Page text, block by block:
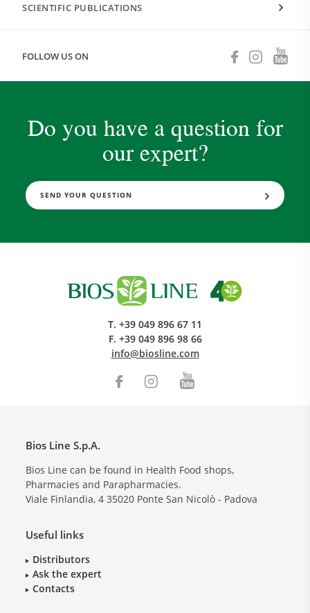
SCIENTIFIC PUBLICATIONS
FOLLOW US ON
Do you have a question for
our expert?
SEND YOUR QUESTION
T. +39 049 896 67 11
F. +39 049 896 98 66
info@biosline.com
Bios Line S.p.A.
Bios Line can be found in Health Food shops,
Pharmacies and Parapharmacies.
Viale Finlandia, 4 35020 Ponte San Nicolò - Padova
Useful links
Distributors
Ask the expert
Contacts